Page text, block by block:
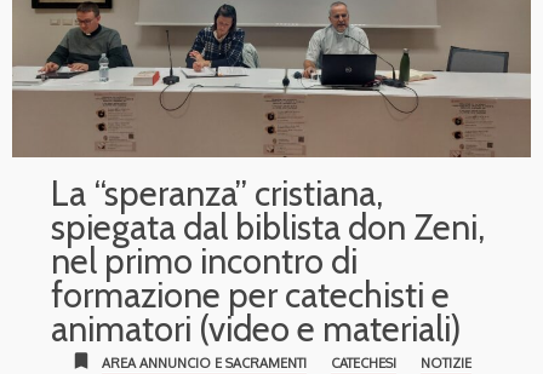
La “speranza” cristiana,
spiegata dal biblista don Zeni,
nel primo incontro di
formazione per catechisti e
animatori (video e materiali)
bookmark AREA ANNUNCIO E SACRAMENTI CATECHESI NOTIZIE